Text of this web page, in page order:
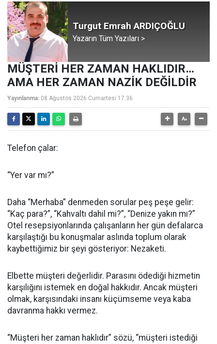
Turgut Emrah ARDIÇOĞLU
Yazarın Tüm Yazıları >
MÜŞTERİ HER ZAMAN HAKLIDIR…
AMA HER ZAMAN NAZİK DEĞİLDİR
Yayınlanma: 08 Ağustos 2026 Cumartesi 17:36
Telefon çalar:
“Yer var mı?”
Daha “Merhaba” denmeden sorular peş peşe gelir:
“Kaç para?”, “Kahvaltı dahil mi?”, “Denize yakın mı?”
Otel resepsiyonlarında çalışanların her gün defalarca
karşılaştığı bu konuşmalar aslında toplum olarak
kaybettiğimiz bir şeyi gösteriyor: Nezaketi.
Elbette müşteri değerlidir. Parasını ödediği hizmetin
karşılığını istemek en doğal hakkıdır. Ancak müşteri
olmak, karşısındaki insanı küçümseme veya kaba
davranma hakkı vermez.
“Müşteri her zaman haklıdır” sözü, “müşteri istediği